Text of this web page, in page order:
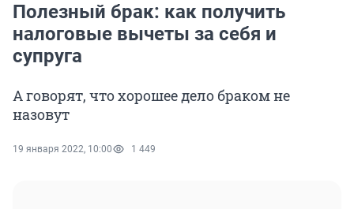
Полезный брак: как получить
налоговые вычеты за себя и
супруга
А говорят, что хорошее дело браком не
назовут
19 января 2022, 10:00 1 449